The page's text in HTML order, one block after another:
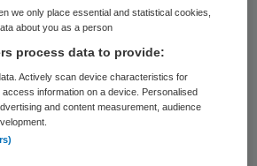
te faxen, gek? Doe dat
de frontman van de
in hun lied Niet meer
de fax. Over de boodschap
nummer kunnen dan ook
bestaan. Het lied
we only place essential and statistical cookies,
about you as a person
process data to provide:
Actively scan device characteristics for
access information on a device. Personalised
and content measurement, audience